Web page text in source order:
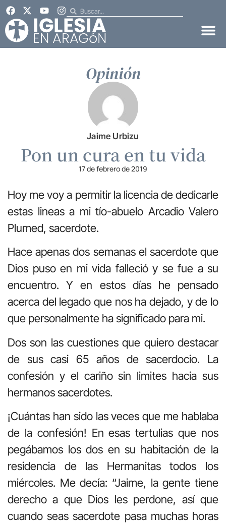
Opinión
Jaime Urbizu
Pon un cura en tu vida
17 de febrero de 2019
Hoy me voy a permitir la licencia de dedicarle
estas lineas a mi tío-abuelo Arcadio Valero
Plumed, sacerdote.
Hace apenas dos semanas el sacerdote que
Dios puso en mi vida falleció y se fue a su
encuentro. Y en estos días he pensado
acerca del legado que nos ha dejado, y de lo
que personalmente ha significado para mi.
Dos son las cuestiones que quiero destacar
de sus casi 65 años de sacerdocio. La
confesión y el cariño sin limites hacia sus
hermanos sacerdotes.
¡Cuántas han sido las veces que me hablaba
de la confesión! En esas tertulias que nos
pegábamos los dos en su habitación de la
residencia de las Hermanitas todos los
miércoles. Me decía: “Jaime, la gente tiene
derecho a que Dios les perdone, así que
cuando seas sacerdote pasa muchas horas